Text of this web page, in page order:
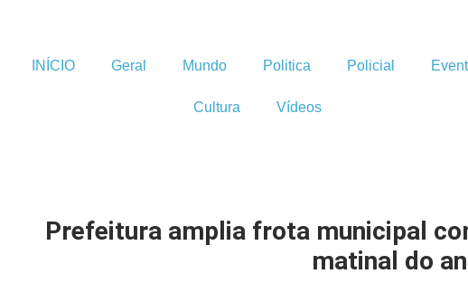
INÍCIO Geral Mundo Politica Policial
Cultura Vídeos
Prefeitura amplia frota municipal
matinal do